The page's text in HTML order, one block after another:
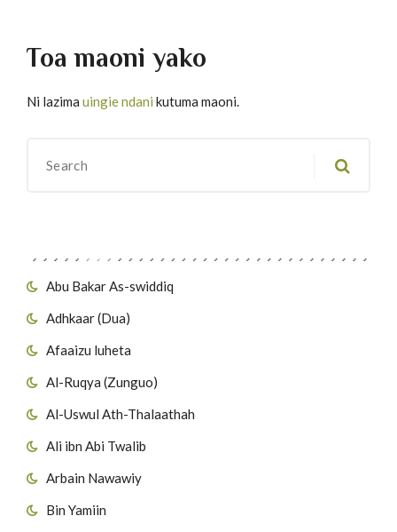
Abu Bakar As-swiddiq
Adhkaar (Dua)
Afaaizu luheta
Al-Ruqya (Zunguo)
Al-Uswul Ath-Thalaathah
Ali ibn Abi Twalib
Arbain Nawawiy
Bin Yamiin
Toa maoni yako
Ni lazima uingie ndani kutuma maoni.